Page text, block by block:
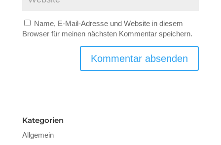
Name, E-Mail-Adresse und Website in diesem
Browser für meinen nächsten Kommentar speichern.
Kategorien
Allgemein